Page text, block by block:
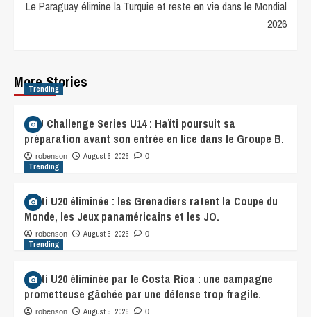
Le Paraguay élimine la Turquie et reste en vie dans le Mondial
2026
More Stories
Trending
CFU Challenge Series U14 : Haïti poursuit sa
préparation avant son entrée en lice dans le Groupe B.
robenson August 6, 2026 0
Trending
Haïti U20 éliminée : les Grenadiers ratent la Coupe du
Monde, les Jeux panaméricains et les JO.
robenson August 5, 2026 0
Trending
Haïti U20 éliminée par le Costa Rica : une campagne
prometteuse gâchée par une défense trop fragile.
robenson August 5, 2026 0